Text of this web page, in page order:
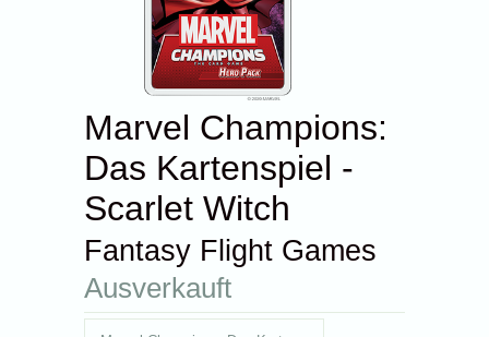
Marvel Champions:
Das Kartenspiel -
Scarlet Witch
Fantasy Flight Games
Ausverkauft